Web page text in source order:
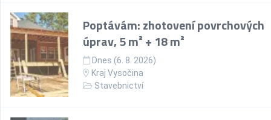
Poptávám: zhotovení povrchových
úprav, 5 m² + 18 m²
Dnes (6. 8. 2026)
Kraj Vysočina
Stavebnictví